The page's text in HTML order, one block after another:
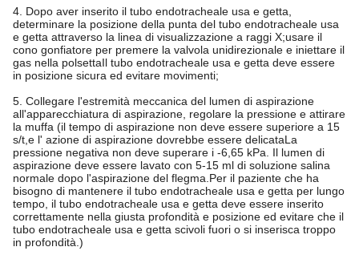
4. Dopo aver inserito il tubo endotracheale usa e getta,
determinare la posizione della punta del tubo endotracheale usa
e getta attraverso la linea di visualizzazione a raggi X;usare il
cono gonfiatore per premere la valvola unidirezionale e iniettare il
gas nella polsettaIl tubo endotracheale usa e getta deve essere
in posizione sicura ed evitare movimenti;
5. Collegare l'estremità meccanica del lumen di aspirazione
all'apparecchiatura di aspirazione, regolare la pressione e attirare
la muffa (il tempo di aspirazione non deve essere superiore a 15
s/t,e l' azione di aspirazione dovrebbe essere delicataLa
pressione negativa non deve superare i -6,65 kPa. Il lumen di
aspirazione deve essere lavato con 5-15 ml di soluzione salina
normale dopo l'aspirazione del flegma.Per il paziente che ha
bisogno di mantenere il tubo endotracheale usa e getta per lungo
tempo, il tubo endotracheale usa e getta deve essere inserito
correttamente nella giusta profondità e posizione ed evitare che il
tubo endotracheale usa e getta scivoli fuori o si inserisca troppo
in profondità.)